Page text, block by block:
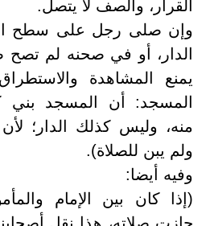
القرار، والصف لا يتصل.
وإن صلى رجل على سطح
الدار، أو في صحنه لم تصح
يمنع المشاهدة
المسجد: أن المسجد بني
منه، وليس كذلك الدار؛
ولم يبن للصلاة).
وفيه أيضا:
(إذا كان بين الإمام